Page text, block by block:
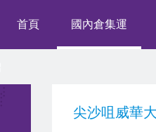
首頁 國內倉集運
尖沙咀威華